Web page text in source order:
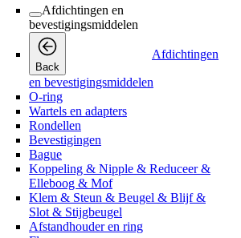
Afdichtingen en
bevestigingsmiddelen
Back
Afdichtingen
en bevestigingsmiddelen
O-ring
Wartels en adapters
Rondellen
Bevestigingen
Bague
Koppeling & Nipple & Reduceer &
Elleboog & Mof
Klem & Steun & Beugel & Blijf &
Slot & Stijgbeugel
Afstandhouder en ring